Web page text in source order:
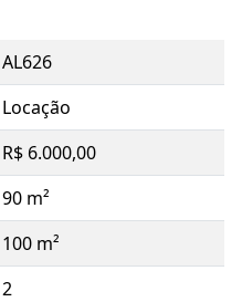
AL626
Locação
R$ 6.000,00
90 m²
100 m²
2